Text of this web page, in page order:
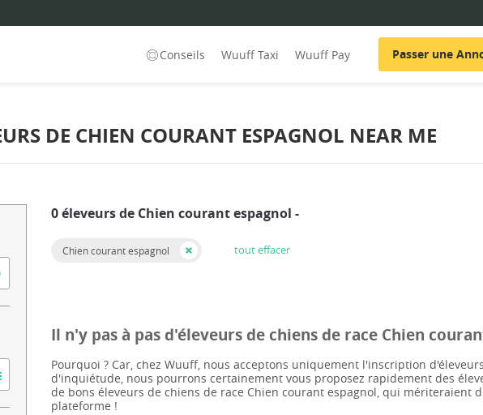
Conseils Wuuff Taxi Wuuff Pay Passer une
DE CHIEN COURANT ESPAGNOL NEAR ME
0 éleveurs de Chien courant espagnol -
Chien courant espagnol tout effacer
Il n'y pas à pas d'éleveurs de chiens de race Chien
Pourquoi ? Car, chez Wuuff, nous acceptons uniquement l'inscription
d'inquiétude, nous pourrons certainement vous proposez rapidement des
de bons éleveurs de chiens de race Chien courant espagnol, qui mériteraient
plateforme !